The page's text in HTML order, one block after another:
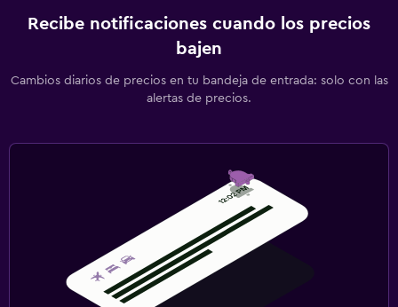
Recibe notificaciones cuando los precios
bajen
Cambios diarios de precios en tu bandeja de entrada: solo con las
alertas de precios.